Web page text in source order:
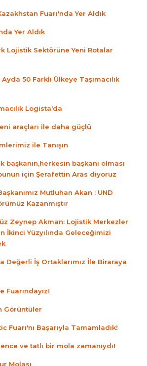
Fuarı'nda Yer Aldık
Yer Aldık
Lojistik Sektörüne Yeni Rotalar
50 Farklı Ülkeye Taşımacılık
Logista'da
araçları ile daha güçlü
ile Tanışın
başkanın,herkesin başkanı olması
için Şerafettin Aras diyoruz
Mutluhan Akan : UND
Kazanmıştır
Zeynep Akman: Lojistik Merkezler
İkinci Yüzyılında Geleceğimizi
Değerli İş Ortaklarımız İle Biraraya
Fuarındayız!
Görüntüler
Fuarı'nı Başarıyla Tamamladık!
ve tatlı bir mola zamanıydı!
Molası